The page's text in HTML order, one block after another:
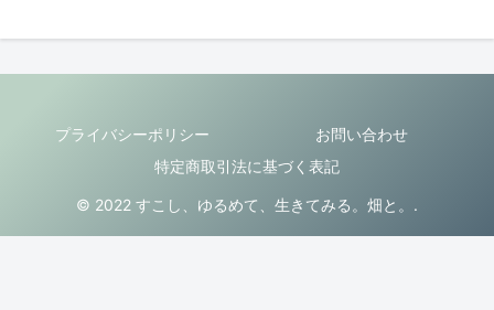
プライバシーポリシー
お問い合わせ
特定商取引法に基づく表記
© 2022 すこし、ゆるめて、生きてみる。畑と。.